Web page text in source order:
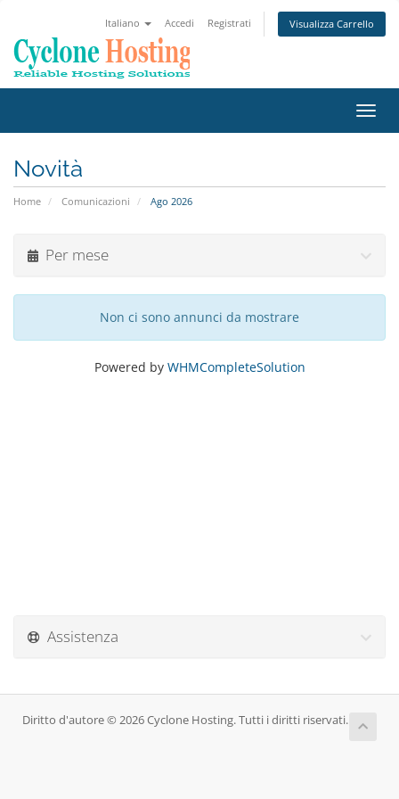
Italiano Accedi Registrati Visualizza Carrello
Attiva
Novità
Home Comunicazioni Ago 2026
Per mese
Non ci sono annunci da mostrare
Powered by WHMCompleteSolution
Assistenza
Diritto d'autore © 2026 Cyclone Hosting. Tutti i diritti riservati.